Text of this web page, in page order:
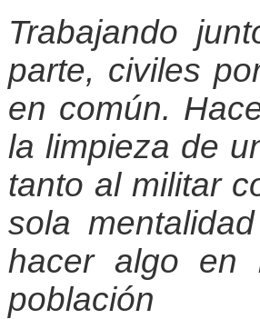
Trabajando
parte, civiles
en común.
la limpieza de
tanto al militar
sola
hacer algo en
población